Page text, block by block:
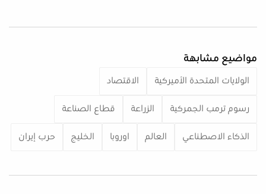
مواضيع مشابهة
الولايات المتحدة الأميركية الاقتصاد
رسوم ترمب الجمركية الزراعة قطاع الصناعة
الذكاء الاصطناعي العالم اوروبا الخليج حرب إيران